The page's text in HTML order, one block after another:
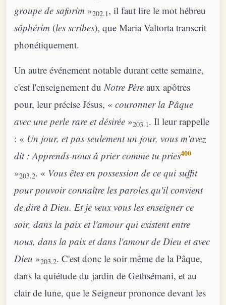
groupe de saforim »202.1, il faut lire le mot hébreu
sôphérim (les scribes), que Maria Valtorta transcrit
phonétiquement.
Un autre événement notable durant cette semaine,
c'est l'enseignement duNotre Père aux apôtres
pour, leur précise Jésus, « couronner la Pâque
avec une perle rare et désirée »203.1. Il leur rappelle
: « Un jour, et pas seulement un jour, vous m'avez
dit : Apprends-nous à prier comme tu pries400
»203.2. « Vous êtes en possession de ce qui suffit
pour pouvoir connaître les paroles qu'il convient
de dire à Dieu. Et je veux vous les enseigner ce
soir, dans la paix et l'amour qui existent entre
nous, dans la paix et dans l'amour de Dieu et avec
Dieu »203.2. C'est donc le soir même de la Pâque,
dans la quiétude du jardin de Gethsémani, et au
clair de lune, que le Seigneur prononce devant les